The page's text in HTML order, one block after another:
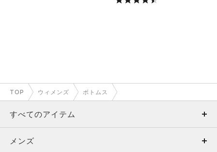
TOP ウィメンズ ボトムス
すべてのアイテム
メンズ
メンズ